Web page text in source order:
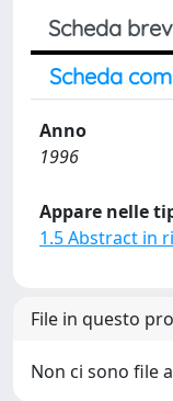
Scheda
Scheda
Anno
1996
Appare nelle
1.5 Abstract in
File in questo
Non ci sono file